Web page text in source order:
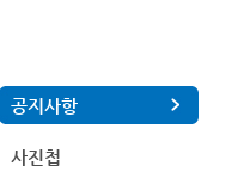
공지사항
사진첩